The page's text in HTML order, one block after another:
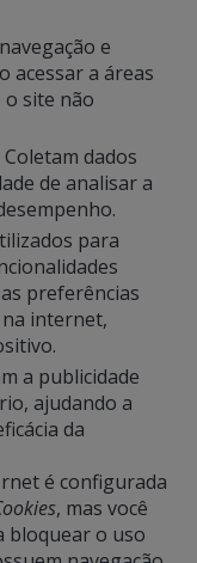
e
acessar a áreas
o site não
Coletam dados
de analisar a
para
preferências
internet,
a publicidade
ajudando a
da
é configurada
, mas você
bloquear o uso